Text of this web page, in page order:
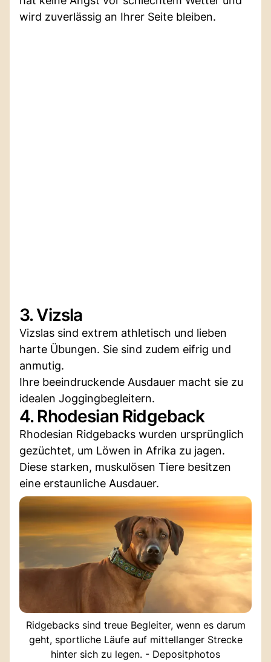
wird zuverlässig an Ihrer Seite bleiben.
3. Vizsla
Vizslas sind extrem athletisch und lieben
harte Übungen. Sie sind zudem eifrig und
anmutig.
Ihre beeindruckende Ausdauer macht sie zu
idealen Joggingbegleitern.
4. Rhodesian Ridgeback
Rhodesian Ridgebacks wurden ursprünglich
gezüchtet, um Löwen in Afrika zu jagen.
Diese starken, muskulösen Tiere besitzen
eine erstaunliche Ausdauer.
Ridgebacks sind treue Begleiter, wenn es darum
geht, sportliche Läufe auf mittellanger Strecke
hinter sich zu legen. - Depositphotos